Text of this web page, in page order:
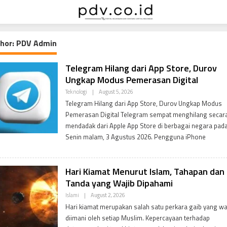
PDV Admin
Telegram Hilang dari App Store, Durov
Ungkap Modus Pemerasan Digital
Teknologi | August 5, 2026
P
D
V
A
M
Telegram Hilang dari App Store, Durov Ungkap Modus
Pemerasan Digital Telegram sempat menghilang
mendadak dari Apple App Store di berbagai negara
Senin malam, 3 Agustus 2026. Pengguna iPhone
Hari Kiamat Menurut Islam, Tahapan dan
Tanda yang Wajib Dipahami
Islami | August 2, 2026
P
D
V
Hari kiamat merupakan salah satu perkara gaib yang
diimani oleh setiap Muslim. Kepercayaan terhadap